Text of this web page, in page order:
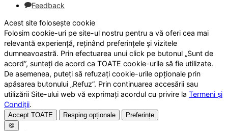
Feedback
Acest site folosește cookie
Folosim cookie-uri pe site-ul nostru pentru a vă oferi cea mai
relevantă experiență, reținând preferințele și vizitele
dumneavoastră. Prin efectuarea unui click pe butonul „Sunt de
acord”, sunteți de acord ca TOATE cookie-urile să fie utilizate.
De asemenea, puteți să refuzați cookie-urile opționale prin
apăsarea butonului „Refuz”. Prin continuarea accesării sau
utilizării Site-ului web vă exprimați acordul cu privire la Termeni și
Condiții.
Accept TOATE Resping opționale
Preferințe
🍪